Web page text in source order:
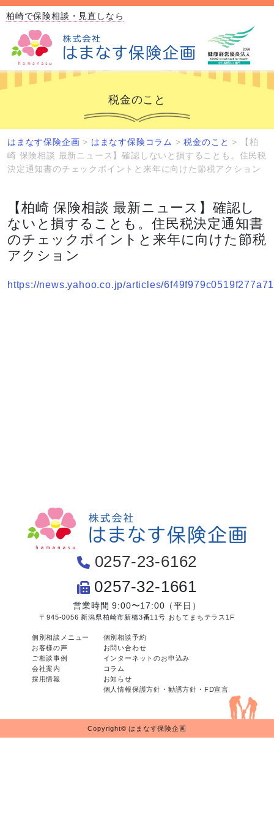
柏崎で保険相談・見直しなら
税金のこと
はまなす保険企画 > はまなす保険コラム >税金のこと >
【柏
崎 保険相談 最新ニュース】確認しないと損することも。住民税
決定通知書のチェックポイントと来年に向けた節税アクション
【柏崎 保険相談 最新ニュース】確認し
ないと損することも。住民税決定通知書
のチェックポイントと来年に向けた節税
アクション
https://news.yahoo.co.jp/articles/
0257-23-6162
0257-32-1661
営業時間 9:00〜17:00（平日）
〒945-0056 新潟県柏崎市新橋3番11号 おもてまちテラス1F
個別相談メニュー
お客様の声
ご相談事例
会社案内
採用情報
個別相談予約
お問い合わせ
インターネットのお申込み
コラム
お知らせ
個人情報保護方針・勧誘方針・FD宣言
Copyright© はまなす保険企画